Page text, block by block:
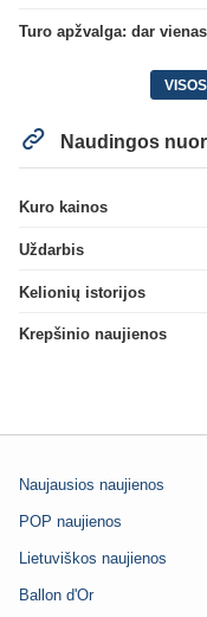
Turo apžvalga: dar
Naudingos
Kuro kainos
Uždarbis
Kelionių istorijos
Krepšinio naujienos
Naujausios naujienos
POP naujienos
Lietuviškos naujienos
Ballon d'Or